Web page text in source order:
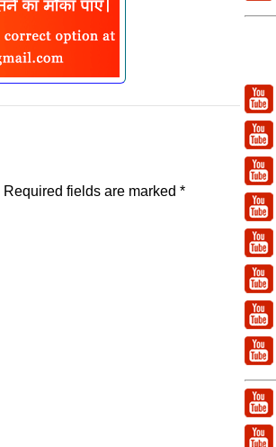
Required fields are marked *